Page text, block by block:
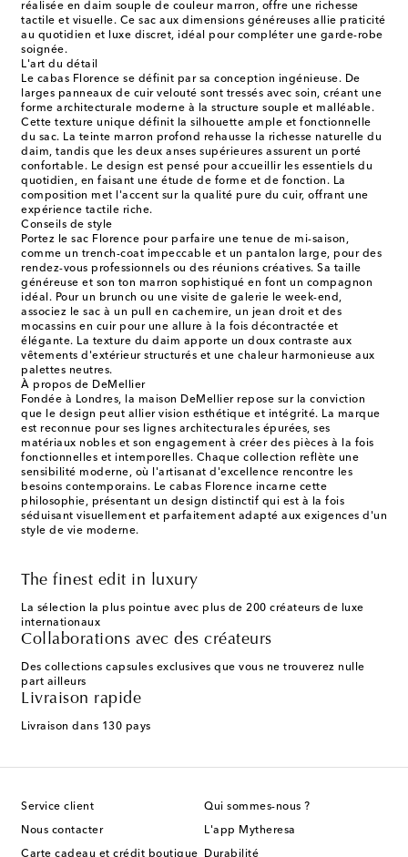
réalisée en daim souple de couleur marron, offre une richesse
tactile et visuelle. Ce sac aux dimensions généreuses allie praticité
au quotidien et luxe discret, idéal pour compléter une garde-robe
soignée.
L'art du détail
Le cabas Florence se définit par sa conception ingénieuse. De
larges panneaux de cuir velouté sont tressés avec soin, créant une
forme architecturale moderne à la structure souple et malléable.
Cette texture unique définit la silhouette ample et fonctionnelle
du sac. La teinte marron profond rehausse la richesse naturelle du
daim, tandis que les deux anses supérieures assurent un porté
confortable. Le design est pensé pour accueillir les essentiels du
quotidien, en faisant une étude de forme et de fonction. La
composition met l'accent sur la qualité pure du cuir, offrant une
expérience tactile riche.
Conseils de style
Portez le sac Florence pour parfaire une tenue de mi-saison,
comme un trench-coat impeccable et un pantalon large, pour des
rendez-vous professionnels ou des réunions créatives. Sa taille
généreuse et son ton marron sophistiqué en font un compagnon
idéal. Pour un brunch ou une visite de galerie le week-end,
associez le sac à un pull en cachemire, un jean droit et des
mocassins en cuir pour une allure à la fois décontractée et
élégante. La texture du daim apporte un doux contraste aux
vêtements d'extérieur structurés et une chaleur harmonieuse aux
palettes neutres.
À propos de DeMellier
Fondée à Londres, la maison DeMellier repose sur la conviction
que le design peut allier vision esthétique et intégrité. La marque
est reconnue pour ses lignes architecturales épurées, ses
matériaux nobles et son engagement à créer des pièces à la fois
fonctionnelles et intemporelles. Chaque collection reflète une
sensibilité moderne, où l'artisanat d'excellence rencontre les
besoins contemporains. Le cabas Florence incarne cette
philosophie, présentant un design distinctif qui est à la fois
séduisant visuellement et parfaitement adapté aux exigences d'un
style de vie moderne.
The finest edit in luxury
La sélection la plus pointue avec plus de 200 créateurs de luxe
internationaux
Collaborations avec des créateurs
Des collections capsules exclusives que vous ne trouverez nulle
part ailleurs
Livraison rapide
Livraison dans 130 pays
Service client
Nous contacter
Carte cadeau et crédit boutique
Qui sommes-nous ?
L'app Mytheresa
Durabilité